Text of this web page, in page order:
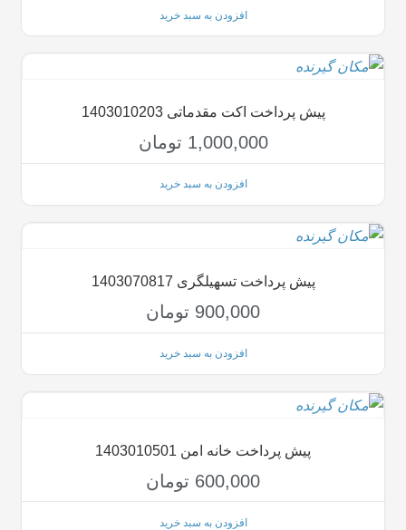
افزودن به سبد خرید
پیش پرداخت اکت مقدماتی 1403010203
1,000,000 تومان
افزودن به سبد خرید
پیش پرداخت تسهیلگری 1403070817
900,000 تومان
افزودن به سبد خرید
پیش پرداخت خانه امن 1403010501
600,000 تومان
افزودن به سبد خرید